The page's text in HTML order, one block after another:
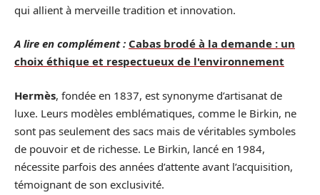
qui allient à merveille tradition et innovation.
A lire en complément : Cabas brodé à la demande : un
choix éthique et respectueux de l'environnement
Hermès, fondée en 1837, est synonyme d’artisanat de
luxe. Leurs modèles emblématiques, comme le Birkin, ne
sont pas seulement des sacs mais de véritables symboles
de pouvoir et de richesse. Le Birkin, lancé en 1984,
nécessite parfois des années d’attente avant l’acquisition,
témoignant de son exclusivité.